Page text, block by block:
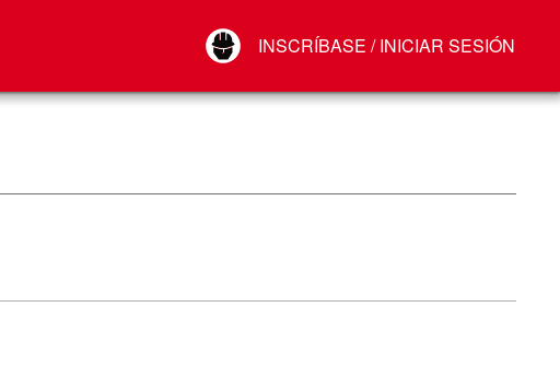
INSCRÍBASE / INICIAR SESIÓN
Conectar